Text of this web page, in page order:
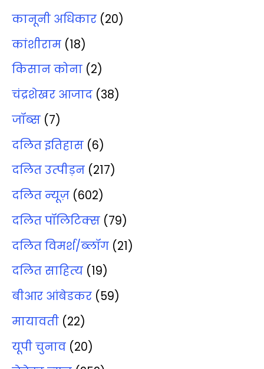
कानूनी अधिकार (20)
कांशीराम (18)
किसान कोना (2)
चंद्रशेखर आजाद (38)
जॉब्‍स (7)
दलित इतिहास (6)
दलित उत्‍पीड़न (217)
दलित न्‍यूज़ (602)
दलित पॉलिटिक्‍स (79)
दलित विमर्श/ब्‍लॉग (21)
दलित साहित्‍य (19)
बीआर आंबेडकर (59)
मायावती (22)
यूपी चुनाव (20)